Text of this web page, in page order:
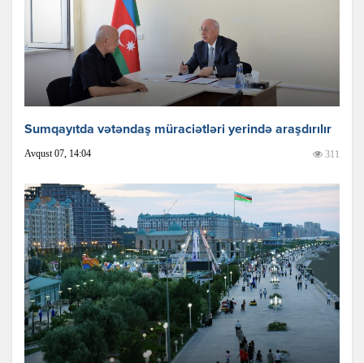
Sumqayıtda vətəndaş müraciətləri yerində araşdırılır
Avqust 07, 14:04 311